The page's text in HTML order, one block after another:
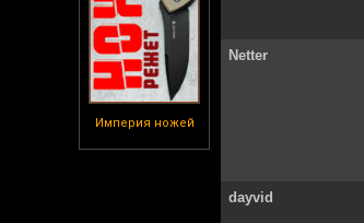
Империя ножей
Netter
dayvid